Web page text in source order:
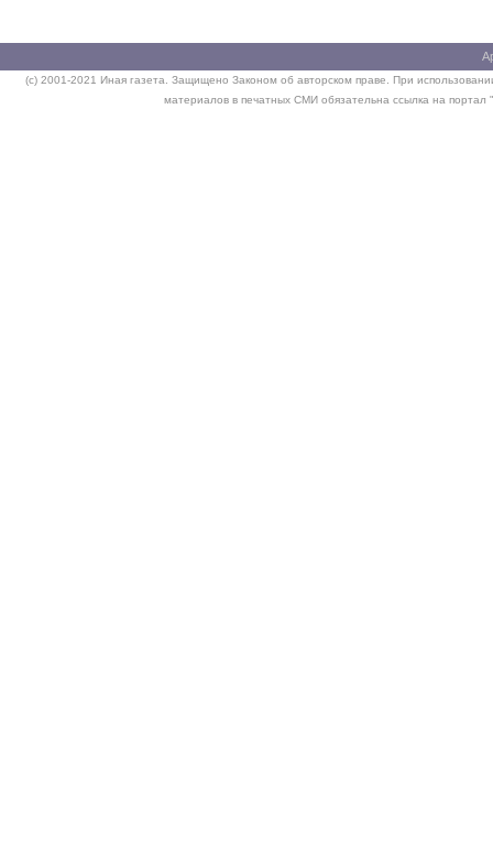
(c) 2001-2021 Иная газета. Защищено Законом об авторском праве. При
материалов в печатных СМИ обязательна ссылка на